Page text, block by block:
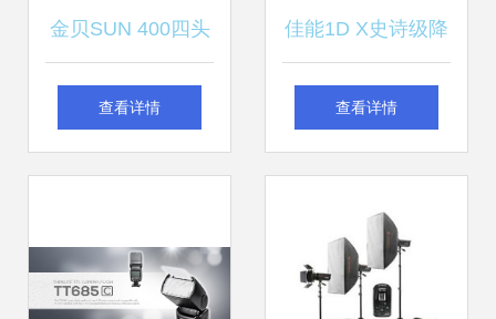
金贝SUN 400四头
摄影灯 摄影师棚拍
环境
查看详情
佳能1D X史诗级降
价 团购特价16,000
掀抢购热潮
查看详情